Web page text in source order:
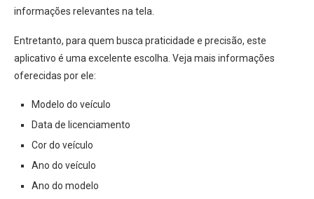
informações relevantes na tela.
Entretanto, para quem busca praticidade e precisão, este
aplicativo é uma excelente escolha. Veja mais informações
oferecidas por ele:
Modelo do veículo
Data de licenciamento
Cor do veículo
Ano do veículo
Ano do modelo